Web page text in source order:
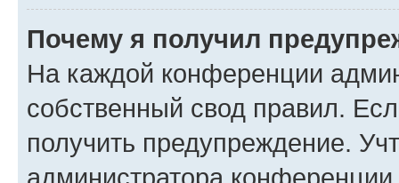
Почему я получил
На каждой конференции
собственный свод правил.
получить предупреждение.